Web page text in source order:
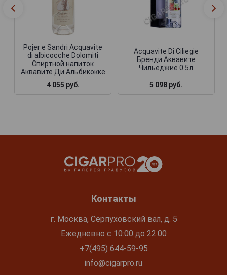
Pojer e Sandri Acquavite
di albicocche Dolomiti
Спиртной напиток
Аквавите Ди Альбикокке
4 055 руб.
Acquavite Di Ciliegie
Бренди Аквавите
Чильеджие 0.5л
5 098 руб.
Контакты
г. Москва, Серпуховский вал, д. 5
Ежедневно с 10:00 до 22:00
+7(495) 644-59-95
info@cigarpro.ru